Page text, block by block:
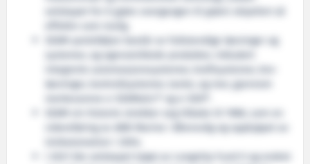
selskapet for å gjøre overgangen til grønn skipsfart så
SEAM-porteføljen består av fullstendige løsninger og
systemer, og egenutviklede produkter, inkludert
integrerte automasjonssystemer, kraftsystemer, bro-
løsninger, kontrollsystemer, tavler, og mer, gjennom
SEAM sin historie strekker seg tilbake til 1988, som en
videreføring av ABB Marine i Ølensvåg og oppkjøpet av
I 2021 ble selskapet kjøpt av Longship Fund II og endret